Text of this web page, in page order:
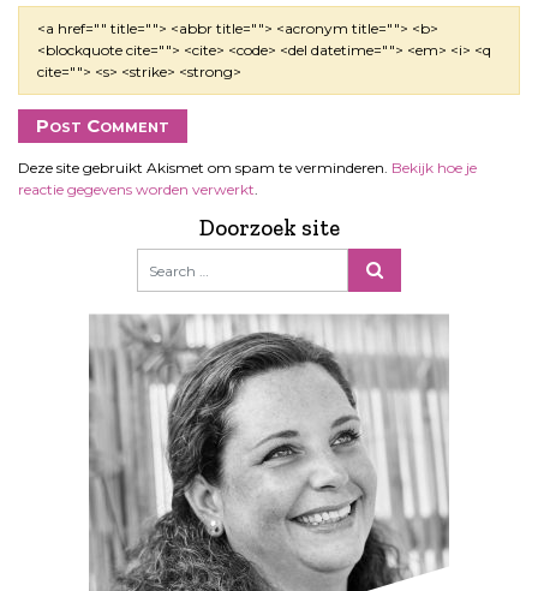
<a href="" title=""> <abbr title=""> <acronym title=""> <b>
<blockquote cite=""> <cite> <code> <del datetime=""> <em> <i> <q
cite=""> <s> <strike> <strong>
Deze site gebruikt Akismet om spam te verminderen. Bekijk hoe je
reactie gegevens worden verwerkt.
Doorzoek site